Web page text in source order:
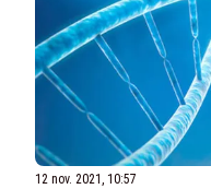
12 nov. 2021, 10:57